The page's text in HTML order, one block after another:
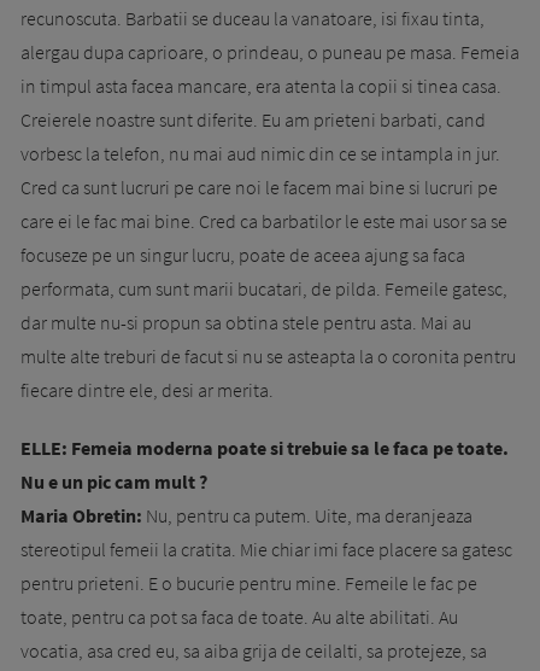
recunoscuta. Barbatii se duceau la vanatoare, isi fixau tinta,
alergau dupa caprioare, o prindeau, o puneau pe masa. Femeia
in timpul asta facea mancare, era atenta la copii si tinea casa.
Creierele noastre sunt diferite. Eu am prieteni barbati, cand
vorbesc la telefon, nu mai aud nimic din ce se intampla in jur.
Cred ca sunt lucruri pe care noi le facem mai bine si lucruri pe
care ei le fac mai bine. Cred ca barbatilor le este mai usor sa se
focuseze pe un singur lucru, poate de aceea ajung sa faca
performata, cum sunt marii bucatari, de pilda. Femeile gatesc,
dar multe nu-si propun sa obtina stele pentru asta. Mai au
multe alte treburi de facut si nu se asteapta la o coronita pentru
fiecare dintre ele, desi ar merita.
ELLE: Femeia moderna poate si trebuie sa le faca pe toate.
Nu e un pic cam mult ?
Maria Obretin: Nu, pentru ca putem. Uite, ma deranjeaza
stereotipul femeii la cratita. Mie chiar imi face placere sa gatesc
pentru prieteni. E o bucurie pentru mine. Femeile le fac pe
toate, pentru ca pot sa faca de toate. Au alte abilitati. Au
vocatia, asa cred eu, sa aiba grija de ceilalti, sa protejeze, sa